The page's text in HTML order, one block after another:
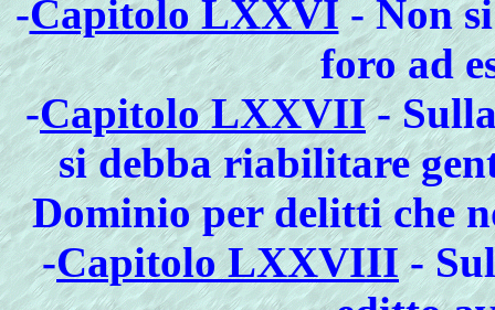
-Capitolo LXXVI- Non
foro ad
-Capitolo LXXVII-
si debba riabilitare
Dominio per delitti che
-Capitolo LXXVIII-